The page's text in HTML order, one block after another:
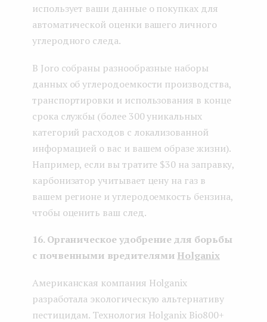
использует ваши данные о покупках для
автоматической оценки вашего личного
углеродного следа.
В Joro собраны разнообразные наборы
данных об углеродоемкости производства,
транспортировки и использования в конце
срока службы (более 300 уникальных
категорий расходов с локализованной
информацией о вас и вашем образе жизни).
Например, если вы тратите $30 на заправку,
карбонизатор учитывает цену на газ в
вашем регионе и углеродоемкость бензина,
чтобы оценить ваш след.
16. Органическое удобрение для борьбы
с почвенными вредителями Holganix
Американская компания Holganix
разработала экологическую альтернативу
пестицидам. Технология Holganix Bio800+